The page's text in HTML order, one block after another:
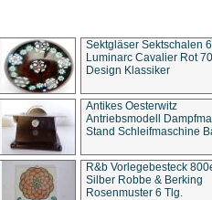
Sektgläser Sektschalen
Luminarc Cavalier Rot
Design Klassiker
Antikes Oesterwitz
Antriebsmodell
Stand Schleifmaschine
R&b Vorlegebesteck
Silber Robbe & Berking
Rosenmuster 6 Tlg.